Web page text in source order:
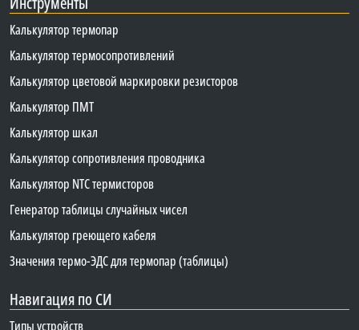
Калькулятор термопар
Калькулятор термосопротивлений
Калькулятор цветовой маркировки резисторов
Калькулятор ПМТ
Калькулятор шкал
Калькулятор сопротивления проводника
Калькулятор NTC термисторов
Генератор таблицы случайных чисел
Калькулятор греющего кабеля
Значения термо-ЭДС для термопар (таблицы)
Навигация по СИ
Типы устройств